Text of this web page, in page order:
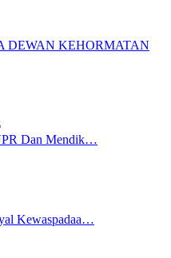
DEWAN KEHORMATAN
Dan Mendik…
Kewaspadaa…